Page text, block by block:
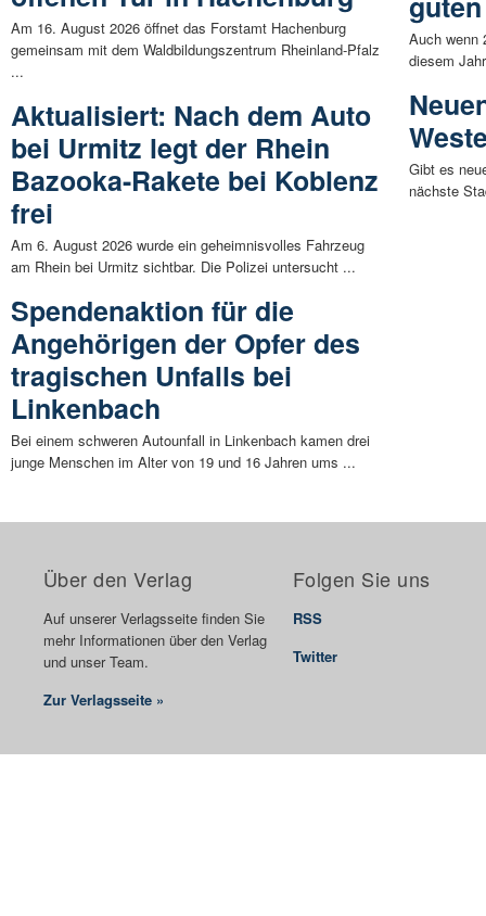
Am 16. August 2026 öffnet das Forstamt Hachenburg
gemeinsam mit dem Waldbildungszentrum Rheinland-Pfalz
...
Aktualisiert: Nach dem Auto
bei Urmitz legt der Rhein
Bazooka-Rakete bei Koblenz
frei
Am 6. August 2026 wurde ein geheimnisvolles Fahrzeug
am Rhein bei Urmitz sichtbar. Die Polizei untersucht ...
Spendenaktion für die
Angehörigen der Opfer des
tragischen Unfalls bei
Linkenbach
Bei einem schweren Autounfall in Linkenbach kamen drei
junge Menschen im Alter von 19 und 16 Jahren ums ...
Auch wenn
diesem
Gibt es
nächste
Über den Verlag
Auf unserer Verlagsseite finden Sie
mehr Informationen über den Verlag
und unser Team.
Zur Verlagsseite »
Folgen Sie uns
RSS
Twitter